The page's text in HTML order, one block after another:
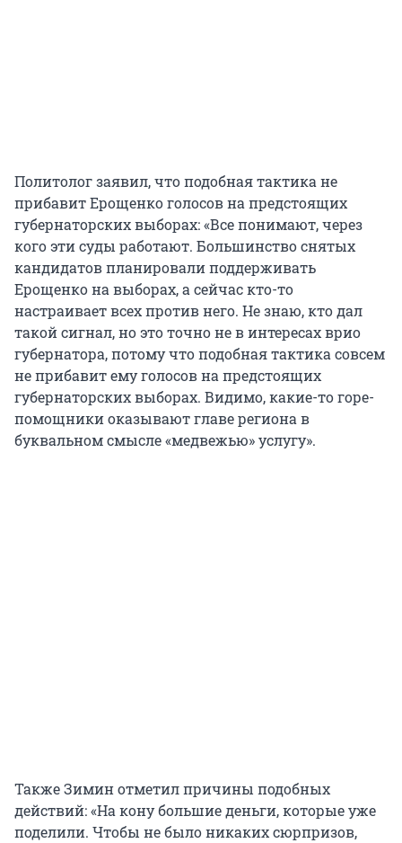
Политолог заявил, что подобная тактика не
прибавит Ерощенко голосов на предстоящих
губернаторских выборах: «Все понимают, через
кого эти суды работают. Большинство снятых
кандидатов планировали поддерживать
Ерощенко на выборах, а сейчас кто-то
настраивает всех против него. Не знаю, кто дал
такой сигнал, но это точно не в интересах врио
губернатора, потому что подобная тактика совсем
не прибавит ему голосов на предстоящих
губернаторских выборах. Видимо, какие-то горе-
помощники оказывают главе региона в
буквальном смысле «медвежью» услугу».
Также Зимин отметил причины подобных
действий: «На кону большие деньги, которые уже
поделили. Чтобы не было никаких сюрпризов,